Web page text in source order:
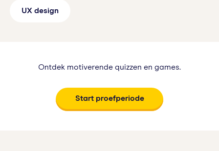
UX design
Ontdek motiverende quizzen en games.
Start proefperiode